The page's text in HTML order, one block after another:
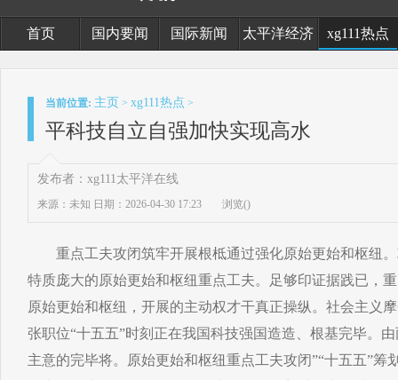
首页 国内要闻 国际新闻 太平洋经济 xg111热点
当前位置: 主页 > xg111热点 >
平科技自立自强加快实现高水
发布者：xg111太平洋在线
来源：未知 日期：2026-04-30 17:23 浏览()
重点工夫攻闭筑牢开展根柢通过强化原始更始和枢纽。
特质庞大的原始更始和枢纽重点工夫。足够印证据践已，
原始更始和枢纽，开展的主动权才干真正操纵。社会主义
张职位“十五五”时刻正在我国科技强国造造、根基完毕。
主意的完毕将。原始更始和枢纽重点工夫攻闭”“十五五”筹